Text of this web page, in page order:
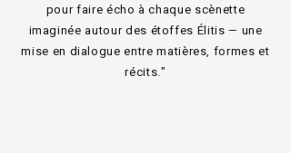
pour faire écho à chaque scènette
imaginée autour des étoffes Élitis — une
mise en dialogue entre matières, formes et
récits."